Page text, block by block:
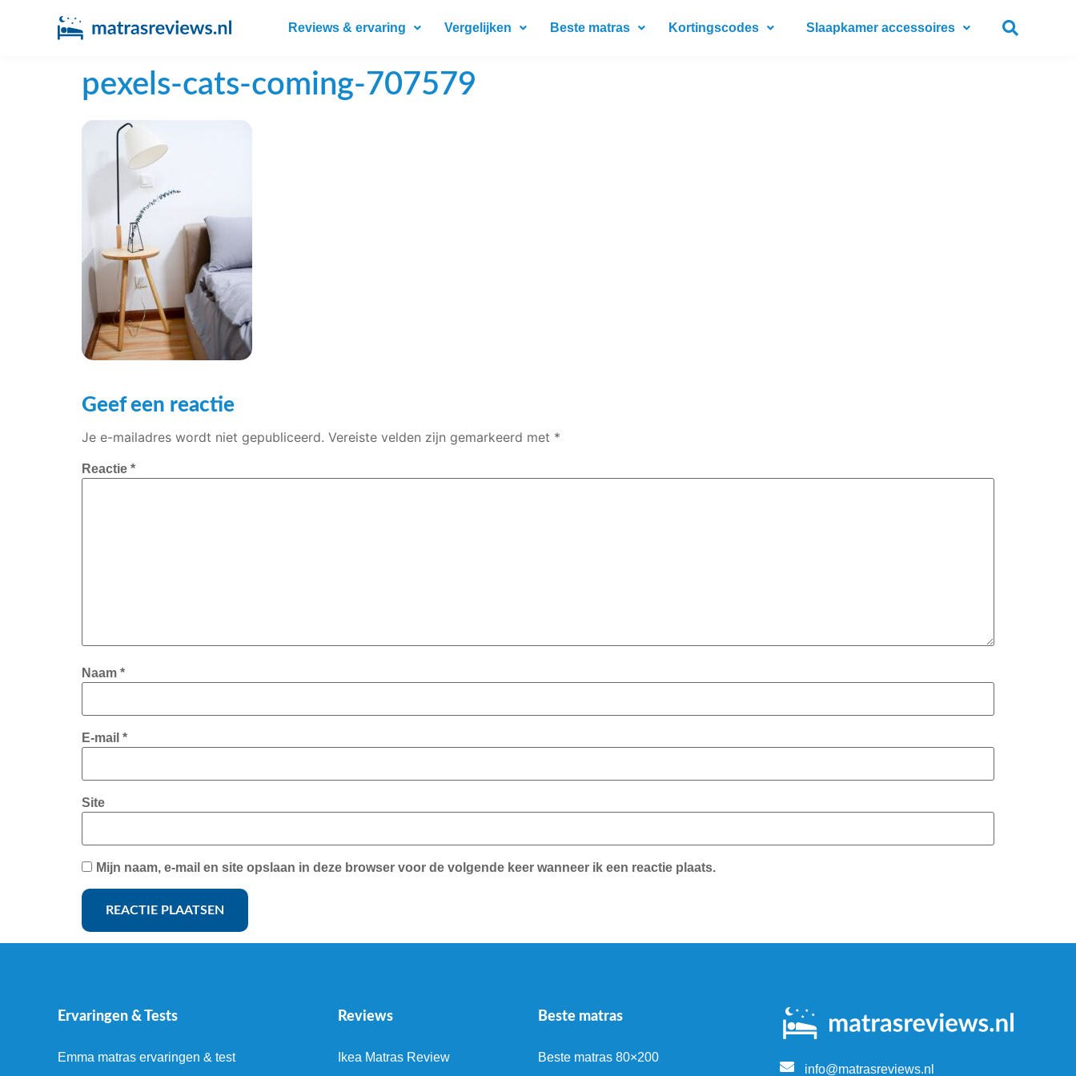
Reviews & ervaring Vergelijken Beste matras Kortingscodes Slaapkamer accessoires
pexels-cats-coming-707579
Geef een reactie
Je e-mailadres wordt niet gepubliceerd. Vereiste velden zijn gemarkeerd met *
Reactie *
Naam *
E-mail *
Site
Mijn naam, e-mail en site opslaan in deze browser voor de volgende keer wanneer ik een reactie plaats.
Ervaringen & Tests
Emma matras ervaringen & test
Reviews
Ikea Matras Review
Beste matras
Beste matras 80×200
info@matrasreviews.nl